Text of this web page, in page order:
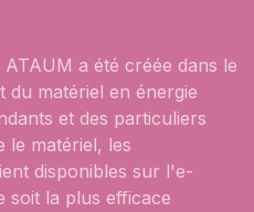
a été créée dans le
matériel en énergie
et des particuliers
le matériel, les
disponibles sur l'e-
soit la plus efficace